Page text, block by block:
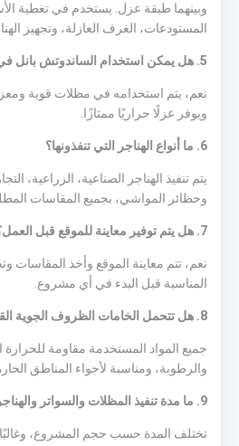
وبينهما طبقة عزل. يستخدم في تغطية
المستودعات، الغرف العازلة، وتجهيز
5. هل يمكن استخدام الساندوتش بانل في عمل المظلات؟
نعم، يتم استخدامه في مظلات قوية
ويوفر عزلًا حراريًا ممتازًا.
6. ما أنواع الهناجر التي تنفذونها؟
يتم تنفيذ الهناجر الصناعية، الزراعية،
وحظائر المواشي، بجميع المقاسات
7. هل يتم توفير معاينة للموقع قبل العمل؟
نعم، تتم معاينة الموقع وأخذ المقاسات
المناسبة قبل البدء في أي مشروع.
8. هل تتحمل الخامات الظروف الجوية القاسية؟
جميع المواد المستخدمة مقاومة للحرارة
والرطوبة، ومناسبة لأجواء المناطق
9. ما مدة تنفيذ المظلات والسواتر والهناجر؟
تختلف المدة حسب حجم المشروع، وغالبًا